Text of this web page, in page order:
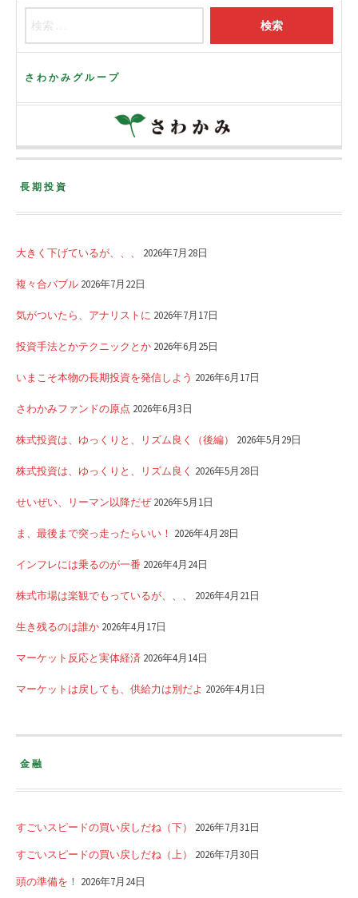
さわかみグループ
長期投資
大きく下げているが、、、 2026年7月28日
複々合バブル 2026年7月22日
気がついたら、アナリストに 2026年7月17日
投資手法とかテクニックとか 2026年6月25日
いまこそ本物の長期投資を発信しよう 2026年6月17日
さわかみファンドの原点 2026年6月3日
株式投資は、ゆっくりと、リズム良く（後編） 2026年5月29日
株式投資は、ゆっくりと、リズム良く 2026年5月28日
せいぜい、リーマン以降だぜ2026年5月1日
ま、最後まで突っ走ったらいい！ 2026年4月28日
インフレには乗るのが一番 2026年4月24日
株式市場は楽観でもっているが、、、 2026年4月21日
生き残るのは誰か 2026年4月17日
マーケット反応と実体経済 2026年4月14日
マーケットは戻しても、供給力は別だよ 2026年4月1日
金融
すごいスピードの買い戻しだね（下） 2026年7月31日
すごいスピードの買い戻しだね（上） 2026年7月30日
頭の準備を！ 2026年7月24日